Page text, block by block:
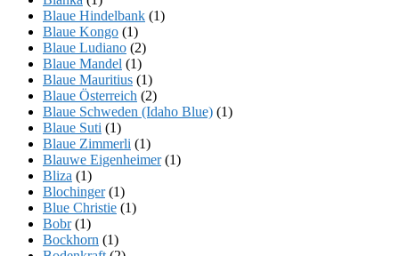
Blaue Hindelbank (1)
Blaue Kongo (1)
Blaue Ludiano (2)
Blaue Mandel (1)
Blaue Mauritius (1)
Blaue Österreich (2)
Blaue Schweden (Idaho Blue) (1)
Blaue Suti (1)
Blaue Zimmerli (1)
Blauwe Eigenheimer(1)
Bliza (1)
Blochinger(1)
Blue Christie (1)
Bobr(1)
Bockhorn (1)